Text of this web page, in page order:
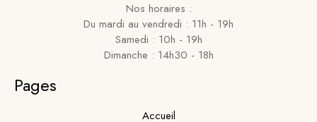
Nos horaires :
Du mardi au vendredi : 11h - 19h
Samedi : 10h - 19h
Dimanche : 14h30 - 18h
Pages
Accueil